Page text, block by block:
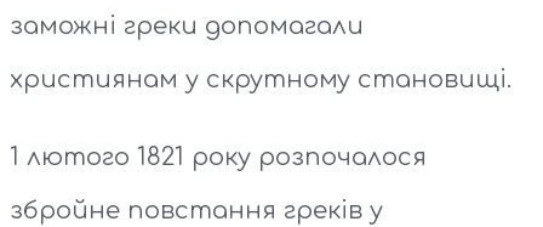
заможні греки допомагали
християнам у скрутному становищі.
1 лютого 1821 року розпочалося
збройне повстання греків у